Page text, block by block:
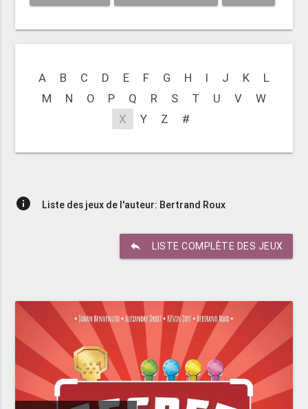
A B C D E F G H I J K
L
M
N O P Q R S T U V
W
X
Y Z #
info Liste des jeux de l'auteur: Bertrand Roux
reply LISTE COMPLÈTE DES JEUX